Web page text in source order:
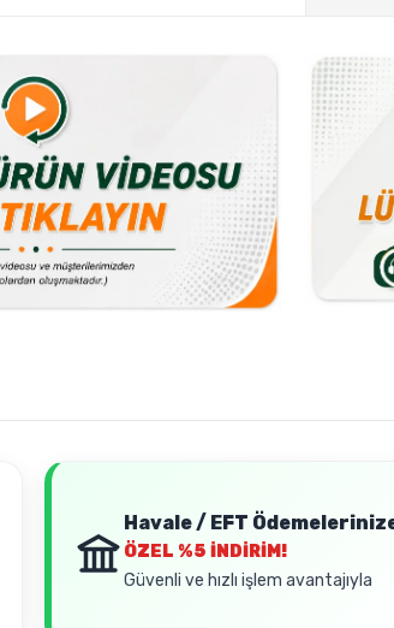
Havale / EFT
ÖZEL %5 İNDİRİM!
Güvenli ve hızlı işlem avantajıyla